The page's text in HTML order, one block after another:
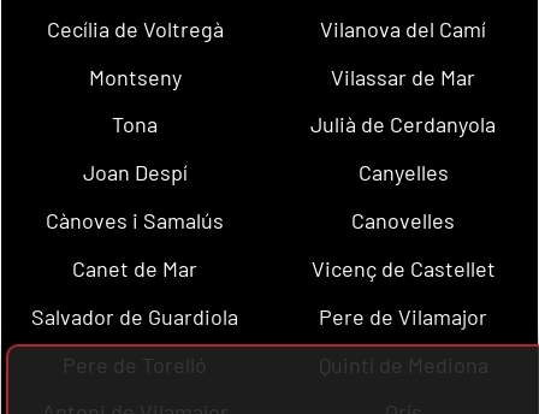
Cecília de Voltregà
Vilanova del Camí
Montseny
Vilassar de Mar
Tona
Julià de Cerdanyola
Joan Despí
Canyelles
Cànoves i Samalús
Canovelles
Canet de Mar
Vicenç de Castellet
Salvador de Guardiola
Pere de Vilamajor
Pere de Torelló
Quintí de Mediona